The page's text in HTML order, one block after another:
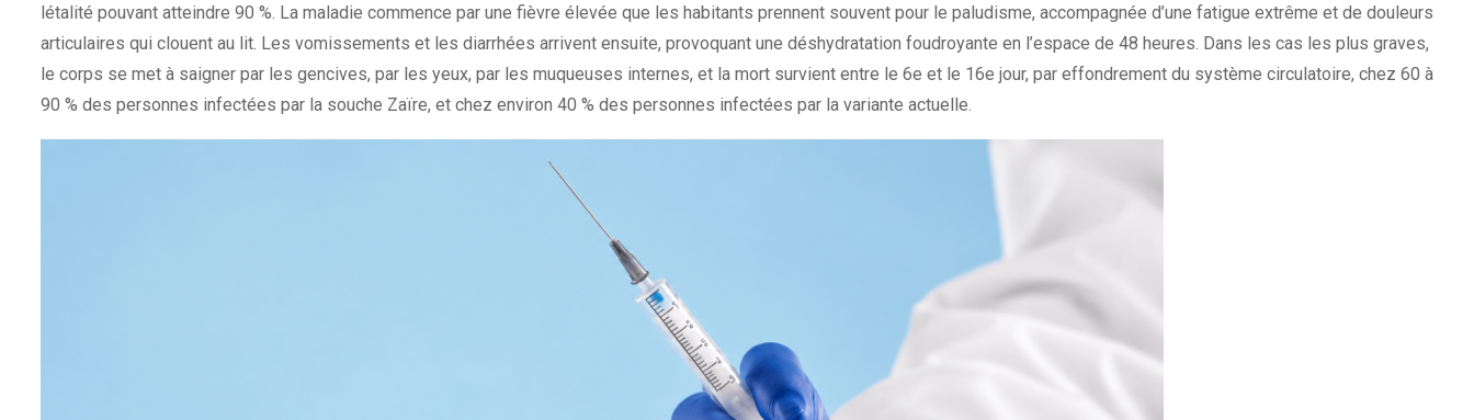
létalité pouvant atteindre 90 %. La maladie commence par une fièvre élevée que les habitants prennent souvent pour le paludisme, accompagnée d’une fatigue extrême et de douleurs
articulaires qui clouent au lit. Les vomissements et les diarrhées arrivent ensuite, provoquant une déshydratation foudroyante en l’espace de 48 heures. Dans les cas les plus graves,
le corps se met à saigner par les gencives, par les yeux, par les muqueuses internes, et la mort survient entre le 6e et le 16e jour, par effondrement du système circulatoire, chez 60 à
90 % des personnes infectées par la souche Zaïre, et chez environ 40 % des personnes infectées par la variante actuelle.